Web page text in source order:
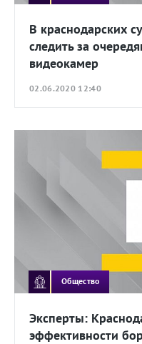
В краснодарских
следить за
видеокамер
02.06.2020 12:40
Общество
Эксперты:
эффективности